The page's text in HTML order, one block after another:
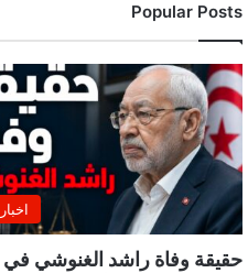
Popular Posts
حقيقة وفاة راشد الغنوشي في